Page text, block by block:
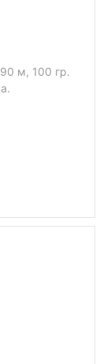
м, 100 гр.